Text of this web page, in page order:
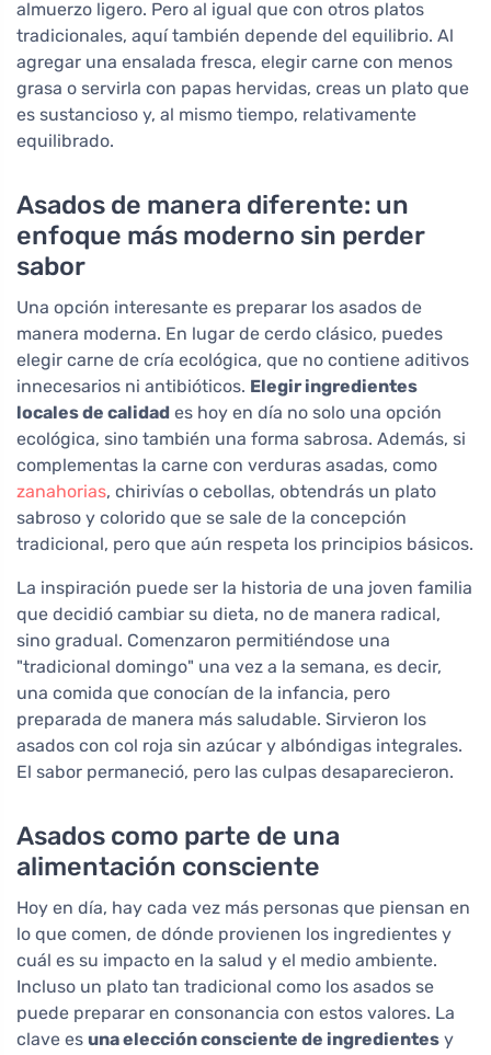
almuerzo ligero. Pero al igual que con otros platos
tradicionales, aquí también depende del equilibrio. Al
agregar una ensalada fresca, elegir carne con menos
grasa o servirla con papas hervidas, creas un plato que
es sustancioso y, al mismo tiempo, relativamente
equilibrado.
Asados de manera diferente: un
enfoque más moderno sin perder
sabor
Una opción interesante es preparar los asados de
manera moderna. En lugar de cerdo clásico, puedes
elegir carne de cría ecológica, que no contiene aditivos
innecesarios ni antibióticos. Elegir ingredientes
locales de calidad es hoy en día no solo una opción
ecológica, sino también una forma sabrosa. Además, si
complementas la carne con verduras asadas, como
zanahorias, chirivías o cebollas, obtendrás un plato
sabroso y colorido que se sale de la concepción
tradicional, pero que aún respeta los principios básicos.
La inspiración puede ser la historia de una joven familia
que decidió cambiar su dieta, no de manera radical,
sino gradual. Comenzaron permitiéndose una
"tradicional domingo" una vez a la semana, es decir,
una comida que conocían de la infancia, pero
preparada de manera más saludable. Sirvieron los
asados con col roja sin azúcar y albóndigas integrales.
El sabor permaneció, pero las culpas desaparecieron.
Asados como parte de una
alimentación consciente
Hoy en día, hay cada vez más personas que piensan en
lo que comen, de dónde provienen los ingredientes y
cuál es su impacto en la salud y el medio ambiente.
Incluso un plato tan tradicional como los asados se
puede preparar en consonancia con estos valores. La
clave es una elección consciente de ingredientes y